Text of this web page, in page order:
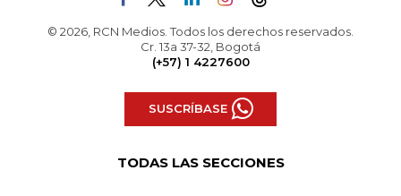
© 2026, RCN Medios. Todos los derechos reservados.
Cr. 13a 37-32, Bogotá
(+57) 1 4227600
SUSCRÍBASE
TODAS LAS SECCIONES